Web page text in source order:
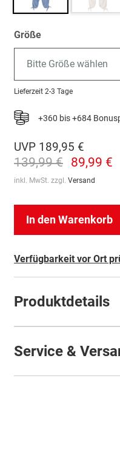
Größe
Bitte Größe wählen
Lieferzeit 2-3 Tage
+360 bis +684
UVP 189,95 €
139,99 € 89,99 €
inkl. MwSt. zzgl. Versand
In den Warenkorb
Verfügbarkeit vor Ort
Produktdetails
Service &